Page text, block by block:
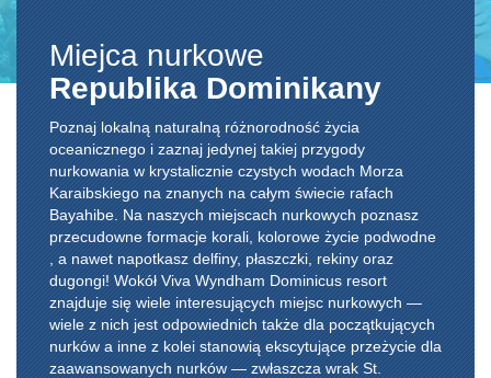
Miejca nurkowe
Republika Dominikany
Poznaj lokalną naturalną różnorodność życia
oceanicznego i zaznaj jedynej takiej przygody
nurkowania w krystalicznie czystych wodach Morza
Karaibskiego na znanych na całym świecie rafach
Bayahibe. Na naszych miejscach nurkowych poznasz
przecudowne formacje korali, kolorowe życie podwodne
, a nawet napotkasz delfiny, płaszczki, rekiny oraz
dugongi! Wokół Viva Wyndham Dominicus resort
znajduje się wiele interesujących miejsc nurkowych —
wiele z nich jest odpowiednich także dla początkujących
nurków a inne z kolei stanowią ekscytujące przeżycie dla
zaawansowanych nurków — zwłaszcza wrak St.